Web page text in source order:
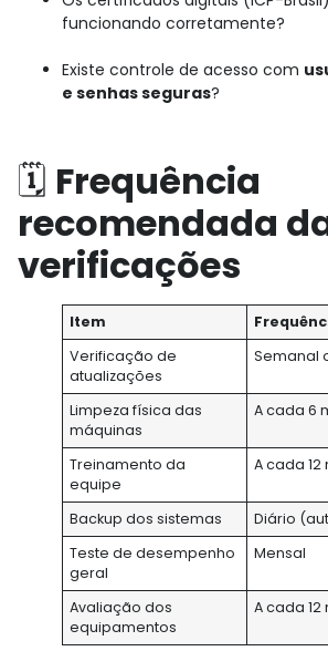
funcionando corretamente?
Existe controle de acesso com
e senhas seguras?
🗓️ Frequência
recomendada
verificações
Item
Verificação de
atualizações
Semanal
Limpeza física das
máquinas
A cada 6
Treinamento da
equipe
A cada 12
Backup dos sistemas
Diário
Teste de desempenho
geral
Mensal
Avaliação dos
equipamentos
A cada 12